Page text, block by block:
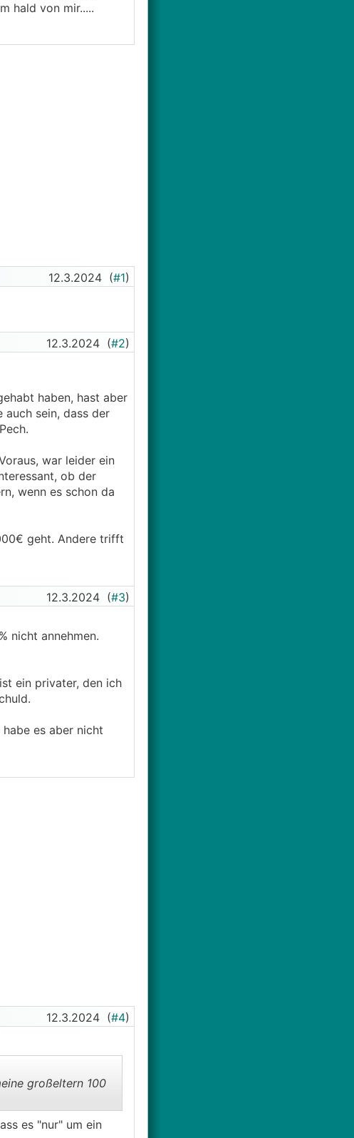
hald von mir.....
12.3.2024 (#1)
12.3.2024 (#2)
haben, hast aber
sein, dass der
war leider ein
ob der
wenn es schon da
geht. Andere trifft
12.3.2024 (#3)
nicht annehmen.
ein privater, den ich
es aber nicht
12.3.2024 (#4)
großeltern 100
es "nur" um ein